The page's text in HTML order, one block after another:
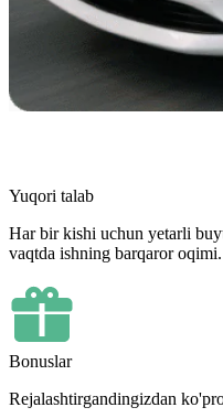
Yuqori talab
Har bir kishi uchun yetarli
vaqtda ishning barqaror oqimi.
Bonuslar
Rejalashtirgandingizdan